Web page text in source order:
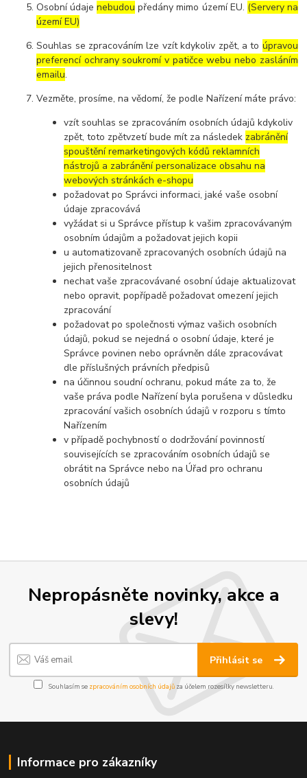
Osobní údajenebudou předány mimo území EU. (Servery na
území EU)
Souhlas se zpracováním lze vzít kdykoliv zpět, a to úpravou
preferencí ochrany soukromí v patičce webu nebo zasláním
emailu.
Vezměte, prosíme, na vědomí, že podle Nařízení máte právo:
vzít souhlas se zpracováním osobních údajů kdykoliv
zpět, toto zpětvzetí bude mít za následek zabránění
spouštění remarketingových kódů reklamních
nástrojů a zabránění personalizace obsahu na
webových stránkách e-shopu
požadovat po Správci informaci, jaké vaše osobní
údaje zpracovává
vyžádat si u Správce přístup k vašim zpracovávaným
osobním údajům a požadovat jejich kopii
u automatizovaně zpracovaných osobních údajů na
jejich přenositelnost
nechat vaše zpracovávané osobní údaje aktualizovat
nebo opravit, popřípadě požadovat omezení jejich
zpracování
požadovat po společnosti výmaz vašich osobních
údajů, pokud se nejedná o osobní údaje, které je
Správce povinen nebo oprávněn dále zpracovávat
dle příslušných právních předpisů
na účinnou soudní ochranu, pokud máte za to, že
vaše práva podle Nařízení byla porušena v důsledku
zpracování vašich osobních údajů v rozporu s tímto
Nařízením
v případě pochybností o dodržování povinností
souvisejících se zpracováním osobních údajů se
obrátit na Správce nebo na Úřad pro ochranu
osobních údajů
Nepropásněte novinky, akce a
slevy!
Přihlásit se
Souhlasím se zpracováním osobních údajůza účelem rozesílky newsletteru.
Informace pro zákazníky